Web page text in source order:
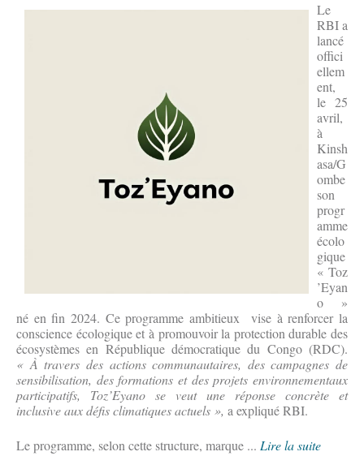
Le
RBI a
lancé
offici
ellem
ent,
le 25
avril,
à
Kinsh
asa/G
ombe
son
progr
amme
écolo
gique
« Toz
’Eyan
o »
né en fin 2024. Ce programme ambitieux vise à renforcer la
conscience écologique et à promouvoir la protection durable des
écosystèmes en République démocratique du Congo (RDC).
« À travers des actions communautaires, des campagnes de
sensibilisation, des formations et des projets environnementaux
participatifs, Toz’Eyano se veut une réponse concrète et
inclusive aux défis climatiques actuels », a expliqué RBI.
Le programme, selon cette structure, marque ... Lire la suite